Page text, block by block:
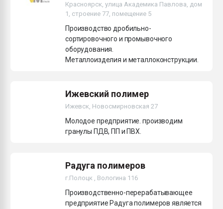
Красноярск, улица Академика Павлова, дом
1, строение 77, помещение 5
Производство дробильно-
сортировочного и промывочного
оборудования.
Металлоизделия и металлоконструкции.
Ижевский полимер
Ижевск, Новосмирновская 27
Молодое предприятие. производим
гранулы ПДВ, ПП и ПВХ.
Радуга полимеров
г.Полоцк , Вологина 116
Производственно-перерабатывающее
предприятие Радуга полимеров является